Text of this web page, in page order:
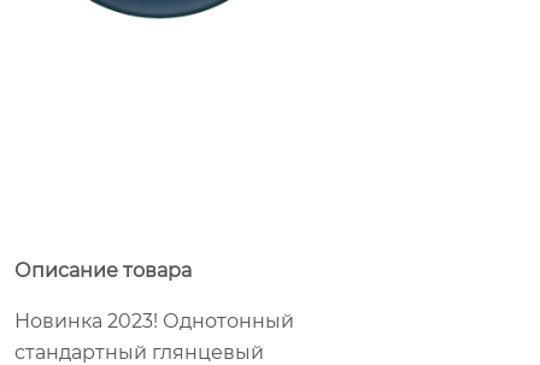
Описание товара
Новинка 2023! Однотонный
стандартный глянцевый